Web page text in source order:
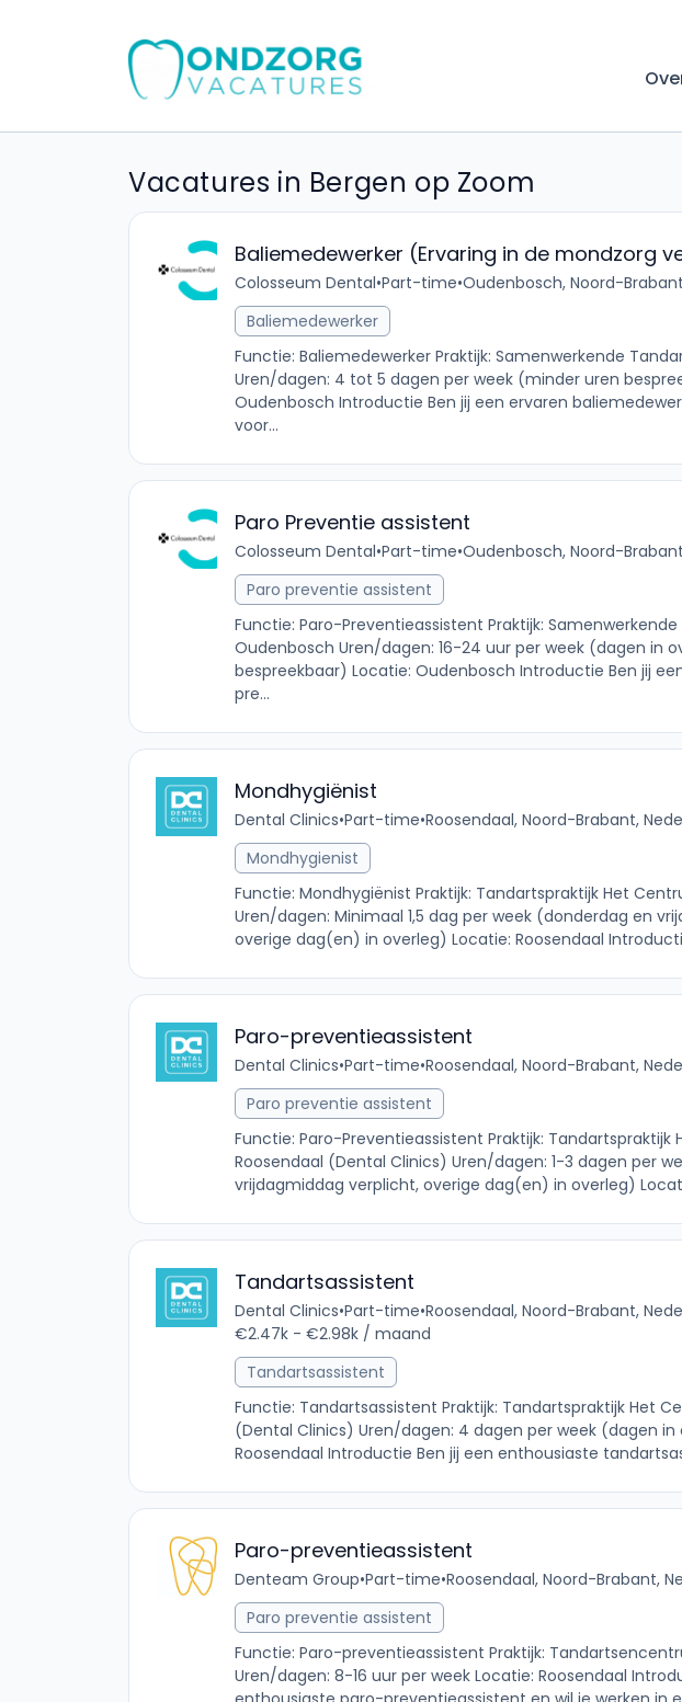
Vacatures in Bergen op Zoom
Baliemedewerker (Ervaring in de mondzorg
Colosseum Dental•Part-time•Oudenbosch, Noord-
Baliemedewerker
Functie: Baliemedewerker Praktijk: Samenwerkende
Uren/dagen: 4 tot 5 dagen per week (minder uren
Oudenbosch Introductie Ben jij een ervaren
voor...
Paro Preventie assistent
Colosseum Dental•Part-time•Oudenbosch, Noord-
Paro preventie assistent
Functie: Paro-Preventieassistent Praktijk:
Oudenbosch Uren/dagen: 16-24 uur per week (dagen in
bespreekbaar) Locatie: Oudenbosch Introductie Ben jij
pre...
Mondhygiënist
Dental Clinics•Part-time•Roosendaal, Noord-Brabant,
Mondhygienist
Functie: Mondhygiënist Praktijk: Tandartspraktijk Het
Uren/dagen: Minimaal 1,5 dag per week (donderdag en
overige dag(en) in overleg) Locatie: Roosendaal
Paro-preventieassistent
Dental Clinics•Part-time•Roosendaal, Noord-Brabant,
Paro preventie assistent
Functie: Paro-Preventieassistent Praktijk: Tandartspraktijk
Roosendaal (Dental Clinics) Uren/dagen: 1-3 dagen per
vrijdagmiddag verplicht, overige dag(en) in overleg)
Tandartsassistent
Dental Clinics•Part-time•Roosendaal, Noord-Brabant,
€2.47k - €2.98k / maand
Tandartsassistent
Functie: Tandartsassistent Praktijk: Tandartspraktijk Het
(Dental Clinics) Uren/dagen: 4 dagen per week (dagen in
Roosendaal Introductie Ben jij een enthousiaste
Paro-preventieassistent
Denteam Group•Part-time•Roosendaal, Noord-Brabant,
Paro preventie assistent
Functie: Paro-preventieassistent Praktijk:
Uren/dagen: 8-16 uur per week Locatie: Roosendaal